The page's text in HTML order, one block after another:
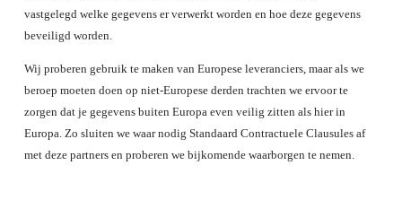
vastgelegd welke gegevens er verwerkt worden en hoe deze gegevens
beveiligd worden.
Wij proberen gebruik te maken van Europese leveranciers, maar als we
beroep moeten doen op niet-Europese derden trachten we ervoor te
zorgen dat je gegevens buiten Europa even veilig zitten als hier in
Europa. Zo sluiten we waar nodig Standaard Contractuele Clausules af
met deze partners en proberen we bijkomende waarborgen te nemen.